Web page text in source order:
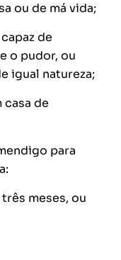
ou de má vida;
de
o pudor, ou
igual natureza;
de
para
meses, ou